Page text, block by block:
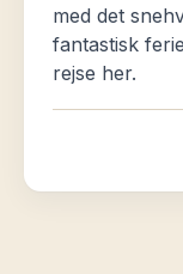
med det
fantastisk
rejse her.